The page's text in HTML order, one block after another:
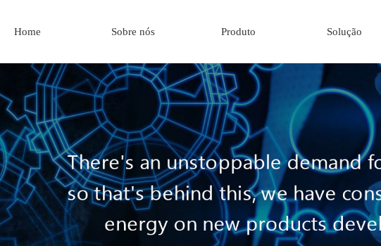
Home Sobre nós Produto Solução